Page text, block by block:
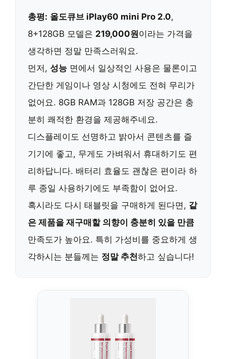
총평: 올도큐브 iPlay60 mini Pro 2.0,
8+128GB 모델은 219,000원이라는 가격을
생각하면 정말 만족스러워요.
먼저, 성능 면에서 일상적인 사용은 물론이고
간단한 게임이나 영상 시청에도 전혀 무리가
없어요. 8GB RAM과 128GB 저장 공간은 충
분히 쾌적한 환경을 제공해주네요.
디스플레이도 선명하고 밝아서 콘텐츠를 즐
기기에 좋고, 무게도 가벼워서 휴대하기도 편
리하답니다. 배터리 효율도 괜찮은 편이라 하
루 종일 사용하기에도 부족함이 없어요.
혹시라도 다시 태블릿을 구매하게 된다면, 같
은 제품을 재구매할 의향이 충분히 있을 만큼
만족도가 높아요. 특히 가성비를 중요하게 생
각하시는 분들께는 정말 추천하고 싶습니다!